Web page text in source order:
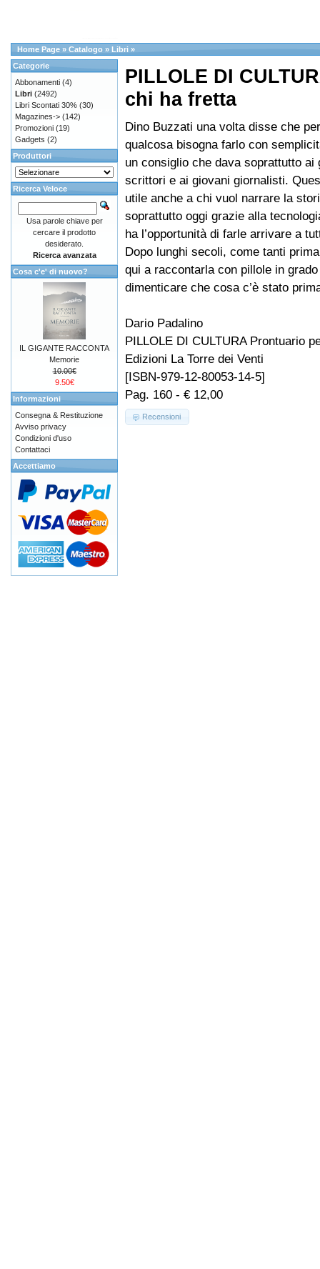
Home Page » Catalogo » Libri »
PILLOLE DI
chi ha fretta
Dino Buzzati una volta disse che
qualcosa bisogna farlo con
un consiglio che dava soprattutto ai
scrittori e ai giovani giornalisti.
utile anche a chi vuol narrare la
soprattutto oggi grazie alla
ha l’opportunità di farle arrivare a
Dopo lunghi secoli, come tanti
qui a raccontarla con pillole in
dimenticare che cosa c’è stato
Dario Padalino
PILLOLE DI CULTURA Prontuario
Edizioni La Torre dei Venti
[ISBN-979-12-80053-14-5]
Pag. 160 - € 12,00
Recensioni
Categorie
Abbonamenti (4)
Libri (2492)
Libri Scontati 30% (30)
Magazines-> (142)
Promozioni (19)
Gadgets (2)
Produttori
Ricerca Veloce
Usa parole chiave per
cercare il prodotto
desiderato.
Ricerca avanzata
Cosa c'e' di nuovo?
IL GIGANTE RACCONTA
Memorie
10.00€
9.50€
Informazioni
Consegna & Restituzione
Avviso privacy
Condizioni d'uso
Contattaci
Accettiamo